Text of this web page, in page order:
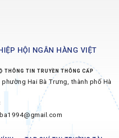
HỘI NGÂN HÀNG VIỆT
TIN TRUYỀN THÔNG CẤP
Hai Bà Trưng, thành phố Hà